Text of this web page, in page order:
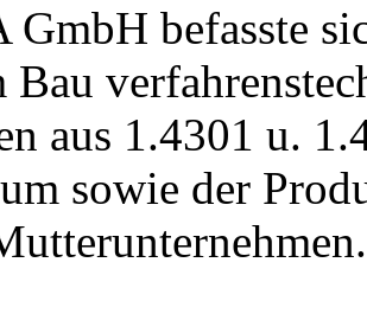
GmbH befasste
Bau
aus 1.4301 u.
sowie der